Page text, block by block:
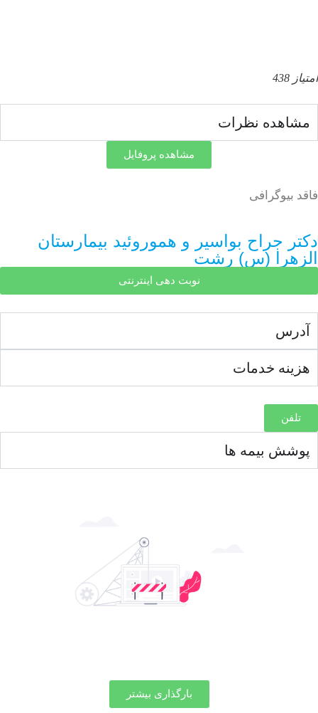
نظرات
مشاهده پروفایل
بواسیر و هموروئید بیمارستان
(س) رشت
نوبت دهی اینترنتی
خدمات
بیمه ها
بارگذاری بیشتر